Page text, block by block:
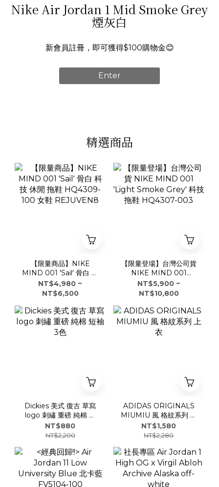
Nike Air Jordan 1 Mid Smoke Grey
煙灰白
新會員註冊，即可獲得$100購物金😊
Enter
精選商品
【限量商品】NIKE
MIND 001 'Sail' 骨白 科
技 休閒 拖鞋 HQ4309-
100 女鞋 REJUVEN8
NT$4,980 ~
NT$6,500
【限量登場】台灣公司貨
NIKE MIND 001
'Light Smoke Grey' 科
技 拖鞋 HQ4307-003
NT$5,900 ~
NT$10,800
Dickies 美式 復古 草寫
logo 刺繡 重磅 純棉 短
袖 3色
NT$880
NT$2,200
ADIDAS ORIGINALS
MIUMIU 風 格紋系列 上
衣
NT$1,580
NT$2,280